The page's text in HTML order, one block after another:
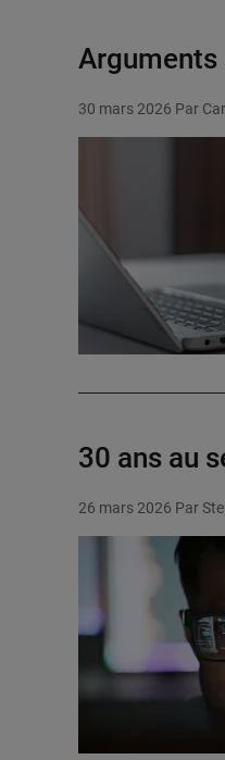
Arguments
30 mars 2026 Par
30 ans au
26 mars 2026 Par